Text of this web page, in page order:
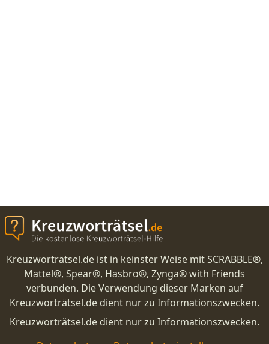
Kreuzworträtsel.de ist in keinster Weise mit SCRABBLE®,
Mattel®, Spear®, Hasbro®, Zynga® with Friends
verbunden. Die Verwendung dieser Marken auf
Kreuzworträtsel.de dient nur zu Informationszwecken.
Kreuzworträtsel.de dient nur zu Informationszwecken.